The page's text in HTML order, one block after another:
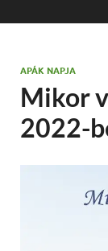
APÁK NAPJA
Mikor
2022-